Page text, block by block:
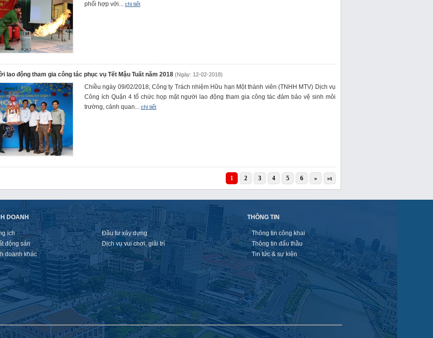
phối hợp với... chi tiết
lao động tham gia công tác phục vụ Tết Mậu Tuất năm 2018 (Ngày: 12-02-2018)
Chiều ngày 09/02/2018, Công ty Trách nhiệm Hữu hạn Một thành viên (TNHH MTV) Dịch vụ
Công ích Quận 4 tổ chức họp mặt người lao động tham gia công tác đảm bảo vệ sinh môi
trường, cảnh quan... chi tiết
1 2 3 4 5 6 » »ι
DOANH
ích
Đầu tư xây dựng
động sản
Dịch vụ vui chơi, giải trí
doanh khác
THÔNG TIN
Thông tin công khai
Thông tin đấu thầu
Tin tức & sự kiện